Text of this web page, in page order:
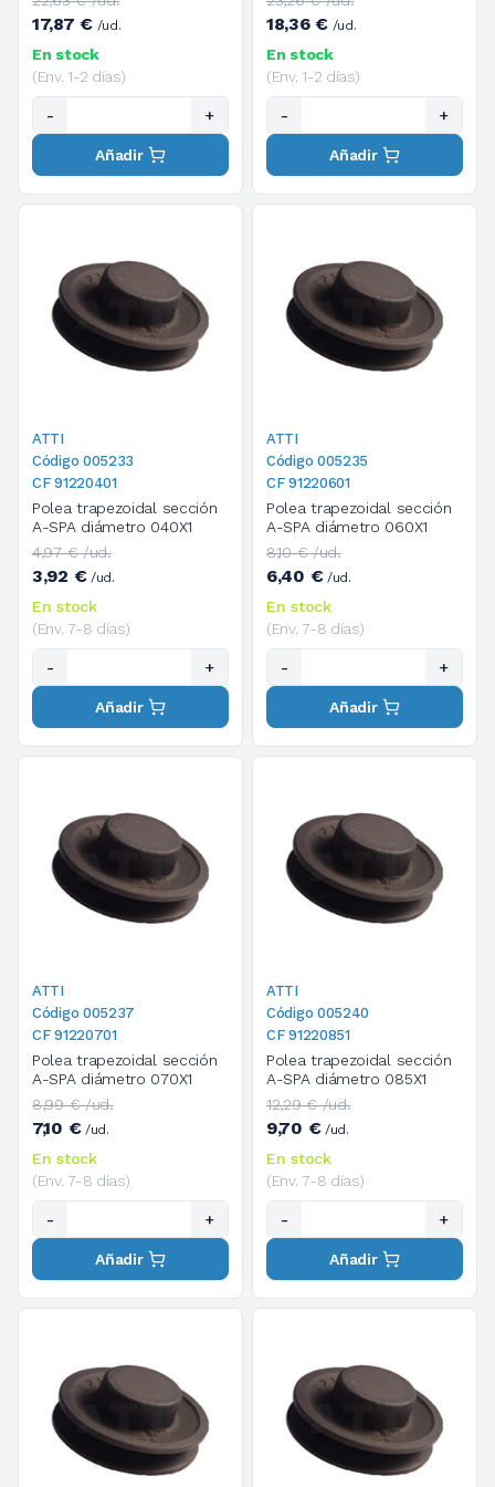
17,87 €/ud.
En stock
(Env. 1-2 días)
- +
Añadir
18,36 €/ud.
En stock
(Env. 1-2 días)
- +
Añadir
ATTI
Código 005233
CF 91220401
Polea trapezoidal sección
A-SPA diámetro 040X1
4,97 € /ud.
3,92 €/ud.
En stock
(Env. 7-8 días)
- +
Añadir
ATTI
Código 005235
CF 91220601
Polea trapezoidal sección
A-SPA diámetro 060X1
8,10 € /ud.
6,40 €/ud.
En stock
(Env. 7-8 días)
- +
Añadir
ATTI
Código 005237
CF 91220701
Polea trapezoidal sección
A-SPA diámetro 070X1
8,99 € /ud.
7,10 €/ud.
En stock
(Env. 7-8 días)
- +
Añadir
ATTI
Código 005240
CF 91220851
Polea trapezoidal sección
A-SPA diámetro 085X1
12,29 € /ud.
9,70 €/ud.
En stock
(Env. 7-8 días)
- +
Añadir